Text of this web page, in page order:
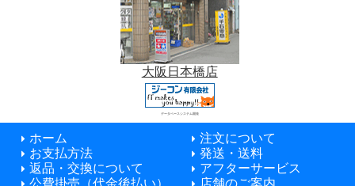
大阪日本橋店
データベースシステム開発
ホーム
注文について
お支払方法
発送・送料
返品・交換について
アフターサービス
公費掛売（代金後払い）
店舗のご案内